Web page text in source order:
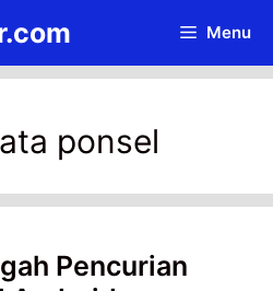
Menu
ponsel
Pencurian